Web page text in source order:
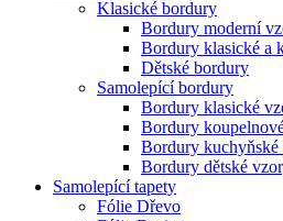
Klasické bordury
Bordury moderní
Bordury klasické a
Dětské bordury
Samolepící bordury
Bordury klasické
Bordury
Bordury kuchyňské
Bordury dětské
Samolepící tapety
Fólie Dřevo